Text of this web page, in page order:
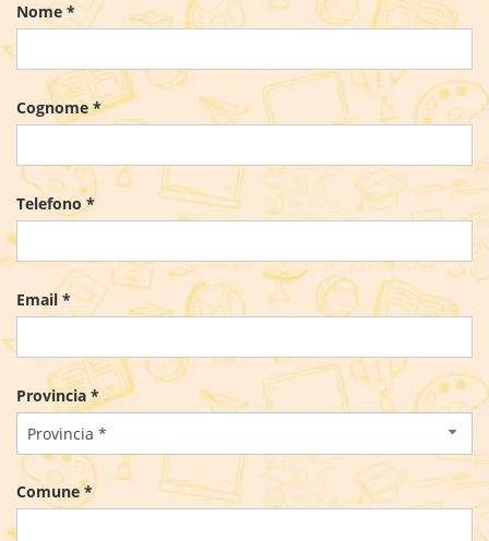
Nome *
Cognome *
Telefono *
Email *
Provincia *
Provincia *
Comune *